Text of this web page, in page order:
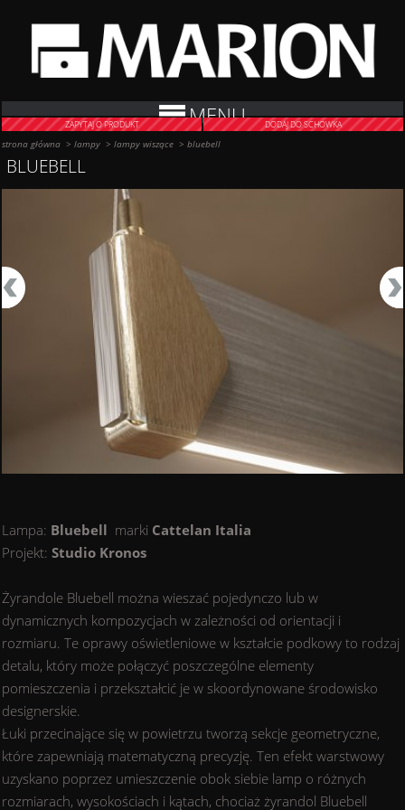
MENU
ZAPYTAJ O PRODUKT DODAJ DO SCHOWKA
strona główna >lampy >lampy wiszące >bluebell
BLUEBELL
Lampa: Bluebell marki Cattelan Italia
Projekt:Studio Kronos
Żyrandole Bluebell można wieszać pojedynczo lub w
dynamicznych kompozycjach w zależności od orientacji i
rozmiaru. Te oprawy oświetleniowe w kształcie podkowy to rodzaj
detalu, który może połączyć poszczególne elementy
pomieszczenia i przekształcić je w skoordynowane środowisko
designerskie.
Łuki przecinające się w powietrzu tworzą sekcje geometryczne,
które zapewniają matematyczną precyzję. Ten efekt warstwowy
uzyskano poprzez umieszczenie obok siebie lamp o różnych
rozmiarach, wysokościach i kątach, chociaż żyrandol Bluebell